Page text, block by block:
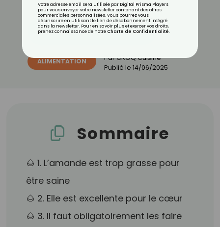
Découvrez les 11 menus CROQ
ALIMENTATION ParCROQ Cuisine
Publié le 14/06/2025
Sommaire
🌰 1. L’amande est trop grasse pour
être saine
🌰 2. Elle est excellente pour le cœur
🌰 3. Il faut obligatoirement les faire
Votre adresse email sera utilisée par Digital Prisma Players
pour vous envoyer votre newsletter contenant des offres
commerciales personnalisées. Vous pourrez vous
désinscrire en utilisant le lien de désabonnement intégré
dans la newsletter. Pour en savoir plus et exercer vos droits,
prenez connaissance de notre Charte de Confidentialité.